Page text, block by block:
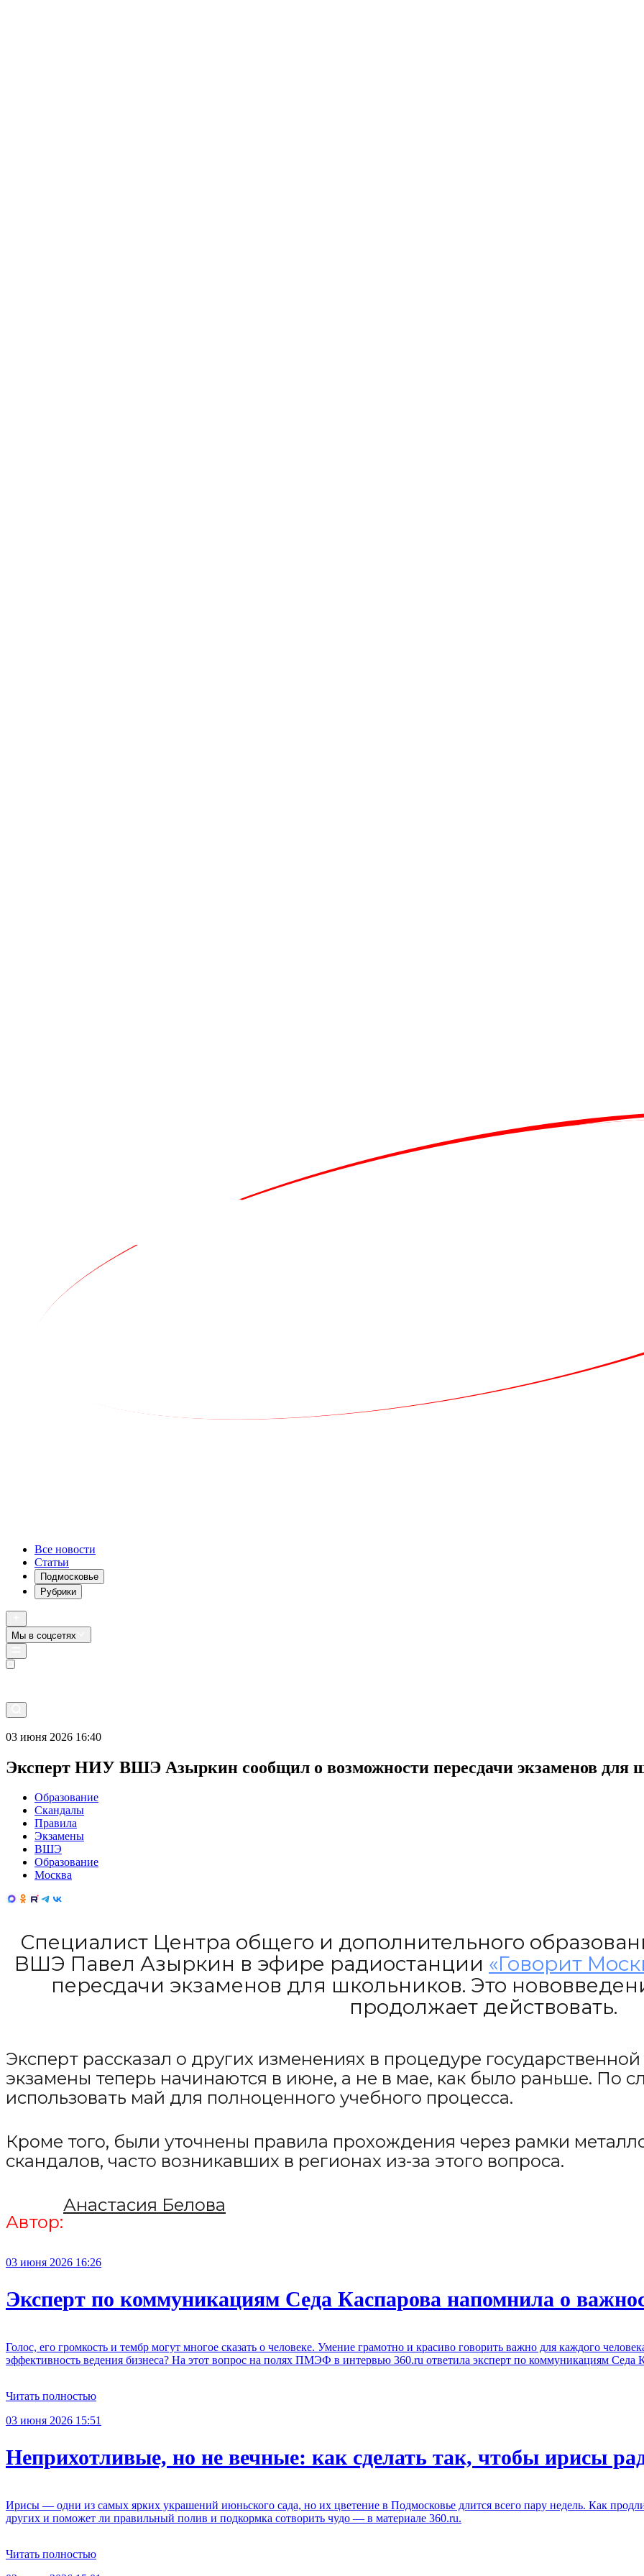
Все новости
Статьи
Подмосковье
Рубрики
Мы в соцсетях
03 июня 2026 16:40
Эксперт НИУ ВШЭ Азыркин сообщил о возможности пересдачи экзаменов для
Образование
Скандалы
Правила
Экзамены
ВШЭ
Образование
Москва
Специалист Центра общего и дополнительного
ВШЭ Павел Азыркин в эфире радиостанции «Говорит
пересдачи экзаменов для школьников. Это
продолжает действовать.
Эксперт рассказал о других изменениях в процедуре
экзамены теперь начинаются в июне, а не в мае, как было раньше. По
использовать май для полноценного учебного процесса.
Кроме того, были уточнены правила прохождения через рамки
скандалов, часто возникавших в регионах из-за этого вопроса.
Автор:
Анастасия Белова
03 июня 2026 16:26
Эксперт по коммуникациям Седа Каспарова напомнила о
Голос, его громкость и тембр могут многое сказать о человеке. Умение грамотно и красиво говорить важно для каждого
эффективность ведения бизнеса? На этот вопрос на полях ПМЭФ в интервью 360.ru ответила эксперт по коммуникациям Седа
Читать полностью
03 июня 2026 15:51
Неприхотливые, но не вечные: как сделать так, чтобы ирисы
Ирисы — одни из самых ярких украшений июньского сада, но их цветение в Подмосковье длится всего пару недель. Как
других и поможет ли правильный полив и подкормка сотворить чудо — в материале 360.ru.
Читать полностью